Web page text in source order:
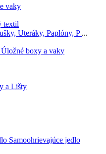
vaky
textil
Uteráky, Paplóny, P ...
Úložné boxy a vaky
a Lišty
Samoohrievajúce jedlo